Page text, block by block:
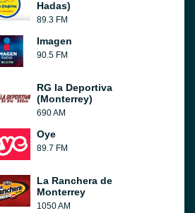
Hadas)
89.3 FM
Imagen
90.5 FM
RG la Deportiva
(Monterrey)
690 AM
Oye
89.7 FM
La Ranchera de
Monterrey
1050 AM